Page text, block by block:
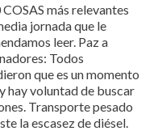
COSAS más relevantes
jornada que le
leer. Paz a
Todos
que es un momento
hay voluntad de buscar
Transporte pesado
la escasez de diésel.